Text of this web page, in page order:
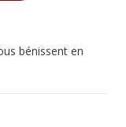
bénissent en